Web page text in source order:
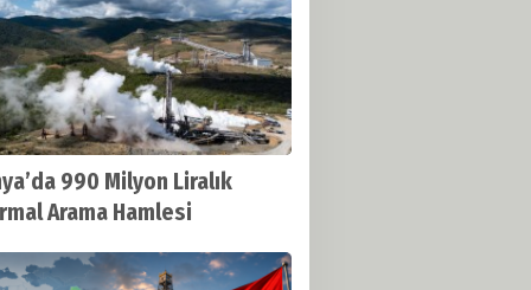
990 Milyon Liralık
Arama Hamlesi